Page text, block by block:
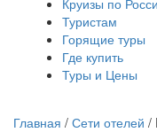
Круизы по
Туристам
Горящие туры
Где купить
Туры и Цены
Главная / Сети отелей /